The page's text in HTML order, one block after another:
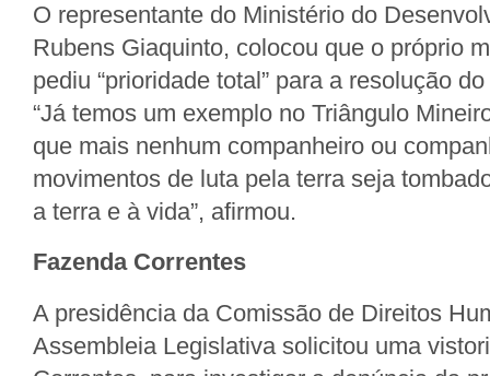
O representante do Ministério do
Rubens Giaquinto, colocou que o próprio
pediu “prioridade total” para a resolução
“Já temos um exemplo no Triângulo
que mais nenhum companheiro ou
movimentos de luta pela terra seja
a terra e à vida”, afirmou.
Fazenda Correntes
A presidência da Comissão de Direitos
Assembleia Legislativa solicitou uma